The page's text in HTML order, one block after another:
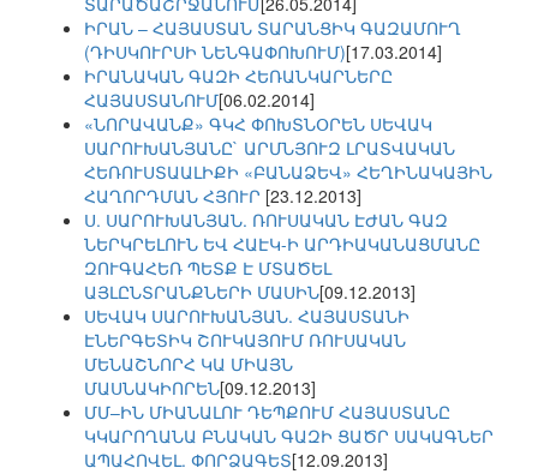
ԻՐԱՆ – ՀԱՅԱՍՏԱՆ ՏԱՐԱՆՑԻԿ ԳԱԶԱՄՈՒՂ
(ԴԻՍԿՈՒՐՍԻ ՆԵՆԳԱՓՈԽՈՒՄ)[17.03.2014]
ԻՐԱՆԱԿԱՆ ԳԱԶԻ ՀԵՌԱՆԿԱՐՆԵՐԸ
ՀԱՅԱՍՏԱՆՈՒՄ[06.02.2014]
«ՆՈՐԱՎԱՆՔ» ԳԿՀ ՓՈԽՏՆՕՐԵՆ ՍԵՎԱԿ
ՍԱՐՈՒԽԱՆՅԱՆԸ` ԱՐՄՆՅՈՒԶ ԼՐԱՏՎԱԿԱՆ
ՀԵՌՈՒՍՏԱԱԼԻՔԻ «ԲԱՆԱՁԵՎ» ՀԵՂԻՆԱԿԱՅԻՆ
ՀԱՂՈՐԴՄԱՆ ՀՅՈՒՐ [23.12.2013]
Ս. ՍԱՐՈՒԽԱՆՅԱՆ. ՌՈՒՍԱԿԱՆ ԷԺԱՆ ԳԱԶ
ՆԵՐԿՐԵԼՈՒՆ ԵՎ ՀԱԷԿ-Ի ԱՐԴԻԱԿԱՆԱՑՄԱՆԸ
ԶՈՒԳԱՀԵՌ ՊԵՏՔ Է ՄՏԱԾԵԼ
ԱՅԼԸՆՏՐԱՆՔՆԵՐԻ ՄԱՍԻՆ[09.12.2013]
ՍԵՎԱԿ ՍԱՐՈՒԽԱՆՅԱՆ. ՀԱՅԱՍՏԱՆԻ
ԷՆԵՐԳԵՏԻԿ ՇՈՒԿԱՅՈՒՄ ՌՈՒՍԱԿԱՆ
ՄԵՆԱՇՆՈՐՀ ԿԱ ՄԻԱՅՆ
ՄԱՍՆԱԿԻՈՐԵՆ[09.12.2013]
ՄՄ–ԻՆ ՄԻԱՆԱԼՈՒ ԴԵՊՔՈՒՄ ՀԱՅԱՍՏԱՆԸ
ԿԿԱՐՈՂԱՆԱ ԲՆԱԿԱՆ ԳԱԶԻ ՑԱԾՐ ՍԱԿԱԳՆԵՐ
ԱՊԱՀՈՎԵԼ. ՓՈՐՁԱԳԵՏ[12.09.2013]